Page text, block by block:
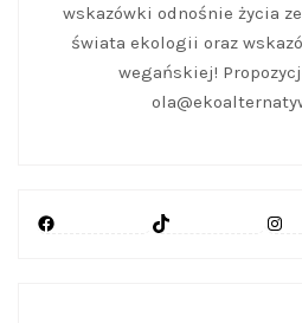
wskazówki odnośnie życia
świata ekologii oraz
wegańskiej!
Facebook
TikTok
Instagram
Mail